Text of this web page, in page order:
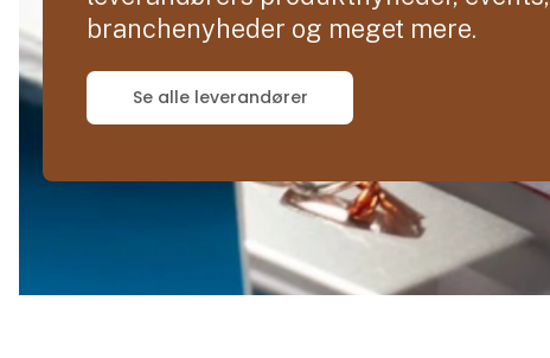
branchenyheder og meget mere.
Se alle leverandører